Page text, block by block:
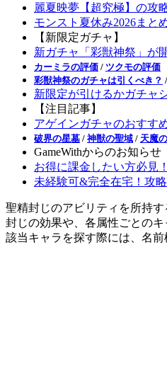
麗夏映夢【超究極】の攻
モンスト夏休み2026まと
【新限定ガチャ】
新ガチャ「彩獣神祭」が
カーミラの評価 / ツクモの評価
彩獣神祭のガチャは引くべき？ /
新限定が引けるかガチャ
【注目記事】
アゲインガチャのおすす
破界の星墓 / 神獣の聖域 / 天魔
GameWithからのお知らせ
お得に課金したい方必見
未経験可&完全在宅！攻
聖精封じのアビリティを所持
封じの効果や、各属性ごとのキ
該当キャラを探す際には、名前